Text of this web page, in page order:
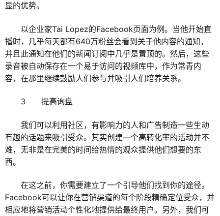
显的优势。
以企业家Tai Lopez的Facebook页面为例。当他开始直
播时，几乎每天都有640万粉丝会看到关于他内容的通知，
并且此通知在他们的新闻订阅中几乎是置顶的。然后，这些
录音被自动保存在一个易于访问的视频库中，作为常青内
容，在那里继续鼓励人们参与并吸引人们培养关系。
3 提高询盘
我们可以利用社区，有影响力的人和广告制造一些生动
有趣的话题来吸引受众。其实创建一个高转化率的活动并不
难，无非是在完美的时间给热情的观众提供他们想要的东
西。
在这之前，你需要建立了一个引导他们找到你的途径。
Facebook可以让你在营销渠道的每个阶段精确定位受众，并
相应地将营销活动个性化地提供给最终用户。另外，我们可